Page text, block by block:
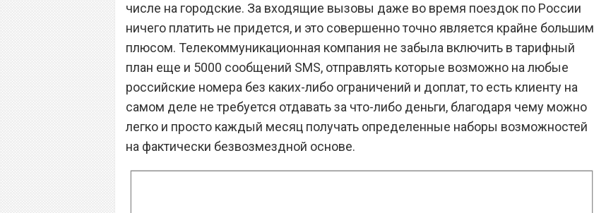
числе на городские. За входящие вызовы даже во время поездок по России
ничего платить не придется, и это совершенно точно является крайне большим
плюсом. Телекоммуникационная компания не забыла включить в тарифный
план еще и 5000 сообщений SMS, отправлять которые возможно на любые
российские номера без каких-либо ограничений и доплат, то есть клиенту на
самом деле не требуется отдавать за что-либо деньги, благодаря чему можно
легко и просто каждый месяц получать определенные наборы возможностей
на фактически безвозмездной основе.